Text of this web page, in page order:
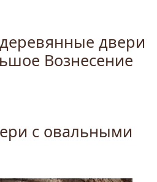
двери
Вознесение
с овальными